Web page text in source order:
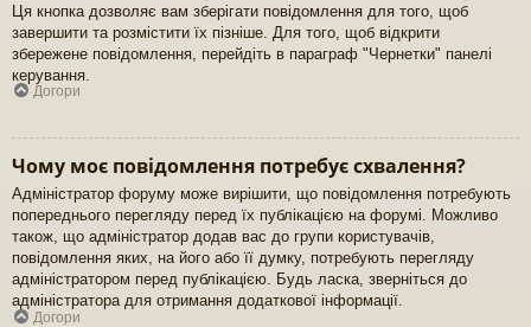
Ця кнопка дозволяє вам зберігати повідомлення для того, щоб
завершити та розмістити їх пізніше. Для того, щоб відкрити
збережене повідомлення, перейдіть в параграф "Чернетки" панелі
керування.
Догори
Чому моє повідомлення потребує схвалення?
Адміністратор форуму може вирішити, що повідомлення потребують
попереднього перегляду перед їх публікацією на форумі. Можливо
також, що адміністратор додав вас до групи користувачів,
повідомлення яких, на його або її думку, потребують перегляду
адміністратором перед публікацією. Будь ласка, зверніться до
адміністратора для отримання додаткової інформації.
Догори